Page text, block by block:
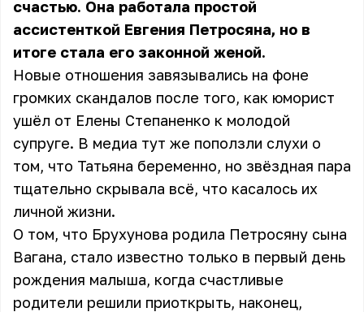
счастью. Она работала простой
ассистенткой Евгения Петросяна, но в
итоге стала его законной женой.
Новые отношения завязывались на фоне
громких скандалов после того, как юморист
ушёл от Елены Степаненко к молодой
супруге. В медиа тут же поползли слухи о
том, что Татьяна беременно, но звёздная пара
тщательно скрывала всё, что касалось их
личной жизни.
О том, что Брухунова родила Петросяну сына
Вагана, стало известно только в первый день
рождения малыша, когда счастливые
родители решили приоткрыть, наконец,